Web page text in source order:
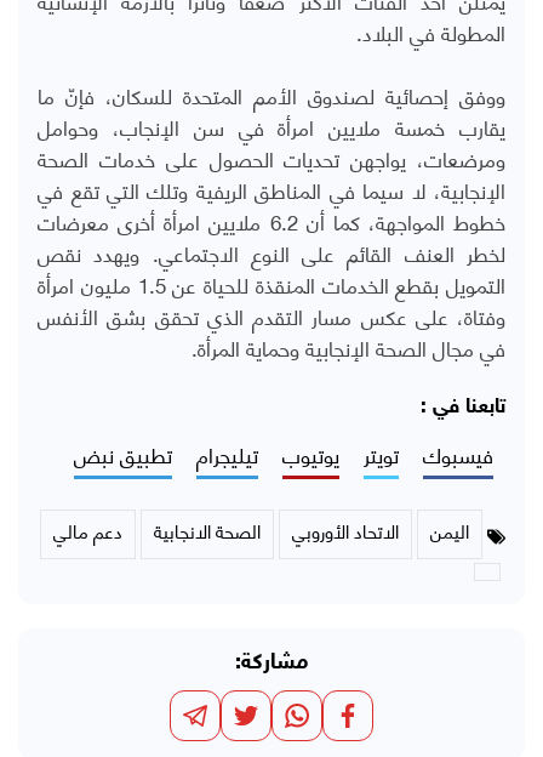
المطولة في البلاد.
ووفق إحصائية لصندوق الأمم المتحدة للسكان، فإنّ ما
يقارب خمسة ملايين امرأة في سن الإنجاب، وحوامل
ومرضعات، يواجهن تحديات الحصول على خدمات الصحة
الإنجابية، لا سيما في المناطق الريفية وتلك التي تقع في
خطوط المواجهة، كما أن 6.2 ملايين امرأة أخرى معرضات
لخطر العنف القائم على النوع الاجتماعي. ويهدد نقص
التمويل بقطع الخدمات المنقذة للحياة عن 1.5 مليون امرأة
وفتاة، على عكس مسار التقدم الذي تحقق بشق الأنفس
في مجال الصحة الإنجابية وحماية المرأة.
تابعنا في :
فيسبوك تويتر يوتيوب تيليجرام تطبيق نبض
اليمن الاتحاد الأوروبي الصحة الانجابية دعم مالي
مشاركة: